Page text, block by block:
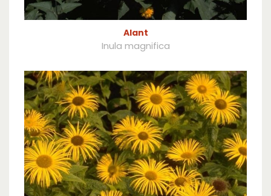
Alant
Inula magnifica